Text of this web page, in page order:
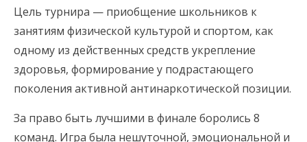
Цель турнира — приобщение школьников к
занятиям физической культурой и спортом, как
одному из действенных средств укрепление
здоровья, формирование у подрастающего
поколения активной антинаркотической позиции.
За право быть лучшими в финале боролись 8
команд. Игра была нешуточной, эмоциональной и